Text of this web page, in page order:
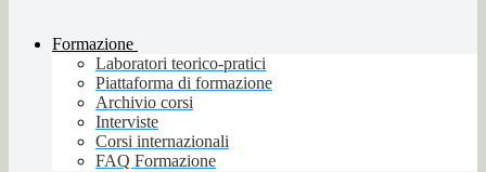
Formazione
Laboratori teorico-pratici
Piattaforma di formazione
Archivio corsi
Interviste
Corsi internazionali
FAQ Formazione